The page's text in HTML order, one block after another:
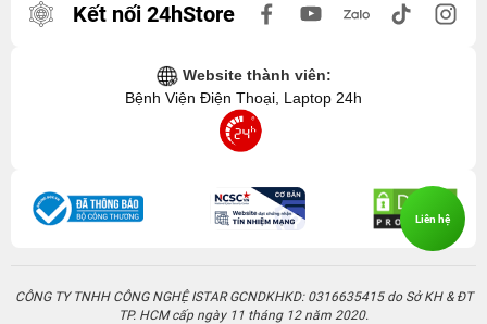
Kết nối 24hStore
Website thành viên:
Bệnh Viện Điện Thoại, Laptop 24h
CÔNG TY TNHH CÔNG NGHỆ ISTAR GCNDKHKD: 0316635415 do Sở KH & ĐT
TP. HCM cấp ngày 11 tháng 12 năm 2020.
Liên hệ